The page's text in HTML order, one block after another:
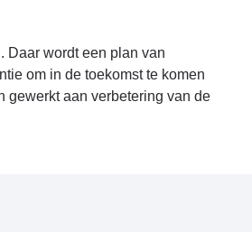
Daar wordt een plan van
om in de toekomst te komen
gewerkt aan verbetering van de